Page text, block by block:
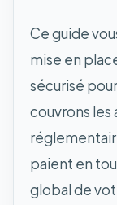
Ce guide
mise en
sécurisé
couvrons les
paient en
global de